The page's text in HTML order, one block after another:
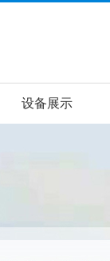
设备展示